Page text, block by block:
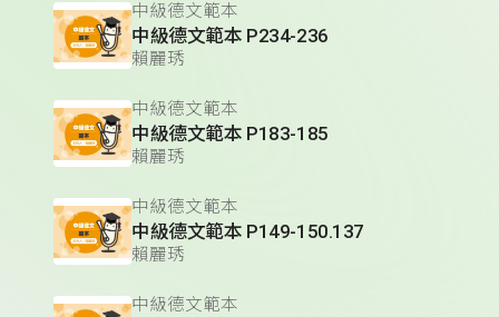
中級德文範本
中級德文範本 P234-236
賴麗琇
中級德文範本
中級德文範本 P183-185
賴麗琇
中級德文範本
中級德文範本 P149-150.137
賴麗琇
中級德文範本